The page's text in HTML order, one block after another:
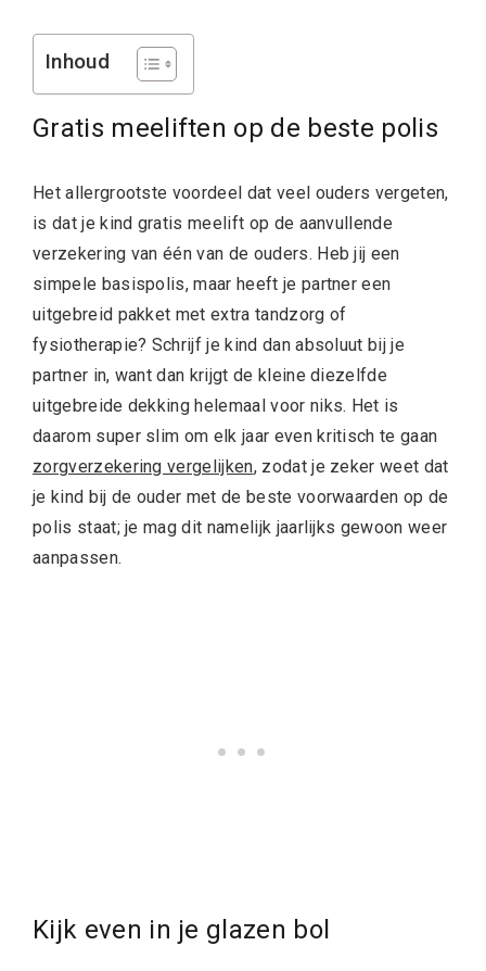
Inhoud
Gratis meeliften op de beste polis
Het allergrootste voordeel dat veel ouders vergeten,
is dat je kind gratis meelift op de aanvullende
verzekering van één van de ouders. Heb jij een
simpele basispolis, maar heeft je partner een
uitgebreid pakket met extra tandzorg of
fysiotherapie? Schrijf je kind dan absoluut bij je
partner in, want dan krijgt de kleine diezelfde
uitgebreide dekking helemaal voor niks. Het is
daarom super slim om elk jaar even kritisch te gaan
zorgverzekering vergelijken, zodat je zeker weet dat
je kind bij de ouder met de beste voorwaarden op de
polis staat; je mag dit namelijk jaarlijks gewoon weer
aanpassen.
Kijk even in je glazen bol